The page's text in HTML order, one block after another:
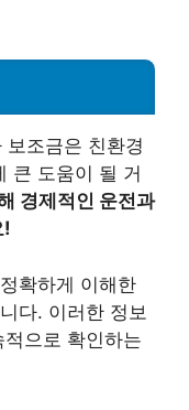
조금은 친환경
큰 도움이 될 거
경제적인 운전과
!
확하게 이해한
다. 이러한 정보
으로 확인하는